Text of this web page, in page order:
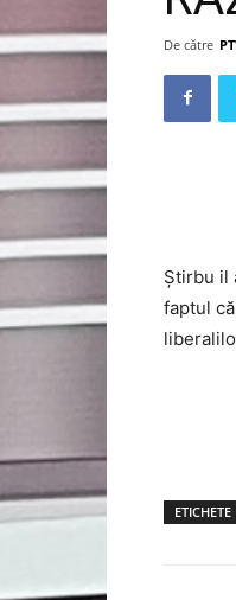
De către
Știrbu il
faptul
ETICHETE